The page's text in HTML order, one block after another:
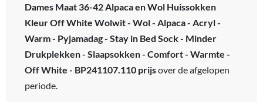
Dames Maat 36-42 Alpaca en Wol Huissokken
Kleur Off White Wolwit - Wol - Alpaca - Acryl -
Warm - Pyjamadag - Stay in Bed Sock - Minder
Drukplekken - Slaapsokken - Comfort - Warmte -
Off White - BP241107.110 prijsover de afgelopen
periode.